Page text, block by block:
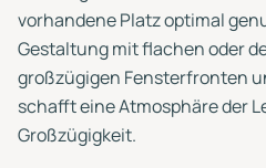
vorhandene Platz optimal
Gestaltung mit flachen oder
großzügigen Fensterfronten
schafft eine Atmosphäre der
Großzügigkeit.